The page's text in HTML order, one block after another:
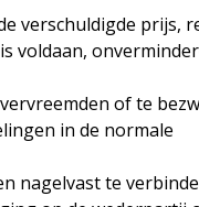
verschuldigde prijs,
voldaan,
of te
in de normale
nagelvast te